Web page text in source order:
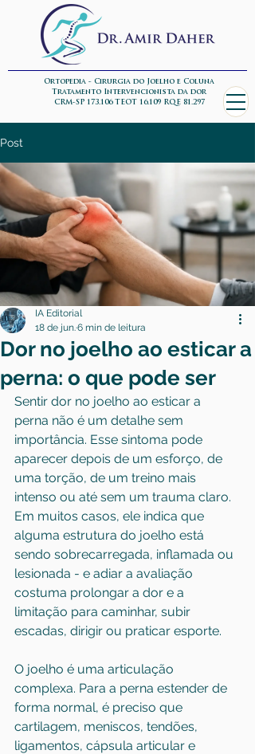
Ortopedia - Cirurgia do Joelho e Coluna
Tratamento Intervencionista da dor
CRM-SP 173.106 TEOT 16.109 RQE 81.297
Post
Dor no joelho ao esticar a
perna: o que pode ser
IA Editorial
18 de jun.6 min de leitura
Sentir dor no joelho ao esticar a
perna não é um detalhe sem
importância. Esse sintoma pode
aparecer depois de um esforço, de
uma torção, de um treino mais
intenso ou até sem um trauma claro.
Em muitos casos, ele indica que
alguma estrutura do joelho está
sendo sobrecarregada, inflamada ou
lesionada - e adiar a avaliação
costuma prolongar a dor e a
limitação para caminhar, subir
escadas, dirigir ou praticar esporte.
O joelho é uma articulação
complexa. Para a perna estender de
forma normal, é preciso que
cartilagem, meniscos, tendões,
ligamentos, cápsula articular e